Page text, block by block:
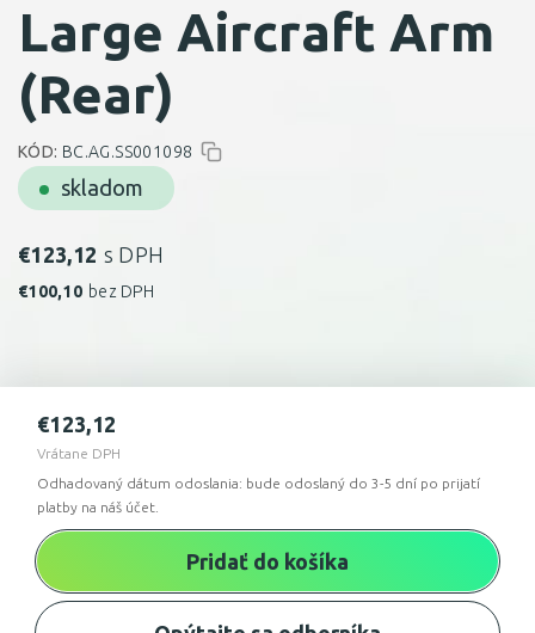
Large Aircraft Arm
(Rear)
skladom
KÓD: BC.AG.SS001098
€123,12 s DPH
€100,10 bez DPH
Odhadovaný dátum odoslania: bude odoslaný do 3-5 dní po prijatí
platby na náš účet.
€123,12
Vrátane DPH
Pridať do košíka